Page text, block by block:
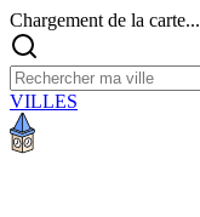
Chargement de la carte...
VILLES